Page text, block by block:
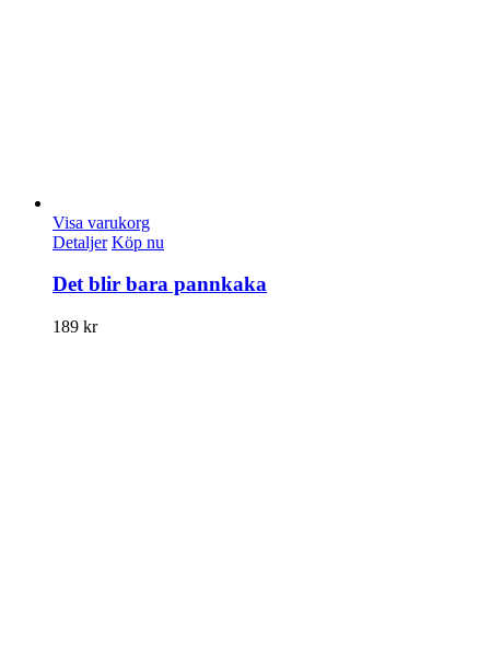
Visa varukorg
Detaljer Köp nu
Det blir bara pannkaka
189 kr